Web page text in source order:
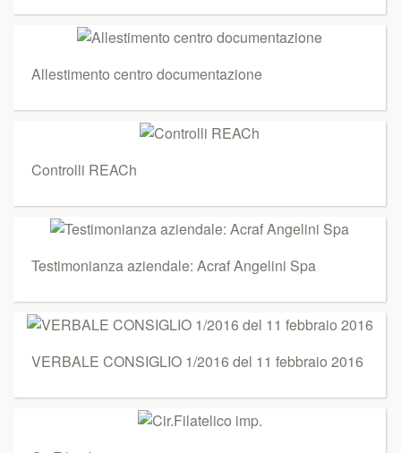
Allestimento centro documentazione
Controlli REACh
Testimonianza aziendale: Acraf Angelini Spa
VERBALE CONSIGLIO 1/2016 del 11 febbraio 2016